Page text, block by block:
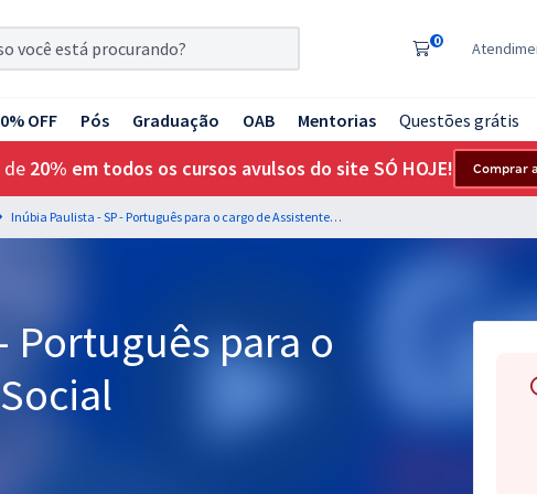
0
OFF Pós Graduação OAB Mentorias Questões grátis
de 20% em todos os cursos avulsos do site SÓ HOJE! Comprar
Inúbia Paulista - SP - Português para o cargo de Assistente Social
Português para o